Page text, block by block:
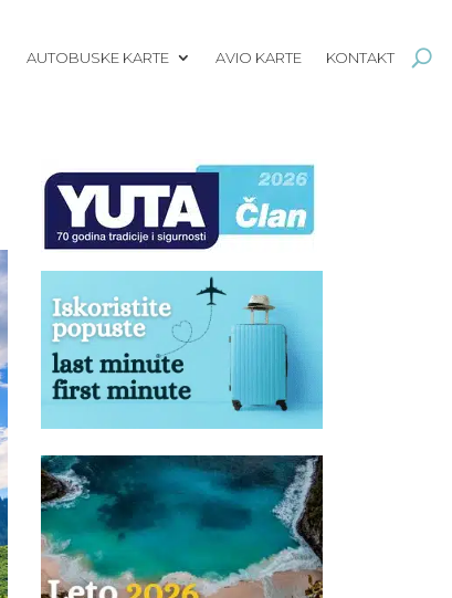
AUTOBUSKE KARTE AVIO KARTE KONTAKT